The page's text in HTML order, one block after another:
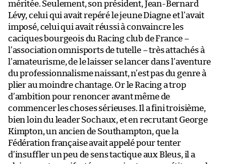
méritée. Seulement, son président, Jean-Bernard
Lévy, celui qui avait repéré le jeune Diagne et l’avait
imposé, celui qui avait réussi à convaincre les
caciques bourgeois du Racing club de France –
l’association omnisports de tutelle – très attachés à
l’amateurisme, de le laisser se lancer dans l’aventure
du professionnalisme naissant, n’est pas du genre à
plier au moindre chantage. Or le Racing a trop
d’ambition pour renoncer avant même de
commencer les choses sérieuses. Il a fini troisième,
bien loin du leader Sochaux, et en recrutant George
Kimpton, un ancien de Southampton, que la
Fédération française avait appelé pour tenter
d’insuffler un peu de sens tactique aux Bleus, il a